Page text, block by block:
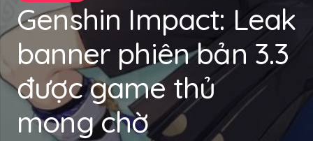
Genshin Impact: Leak
banner phiên bản 3.3
được game thủ
mong chờ